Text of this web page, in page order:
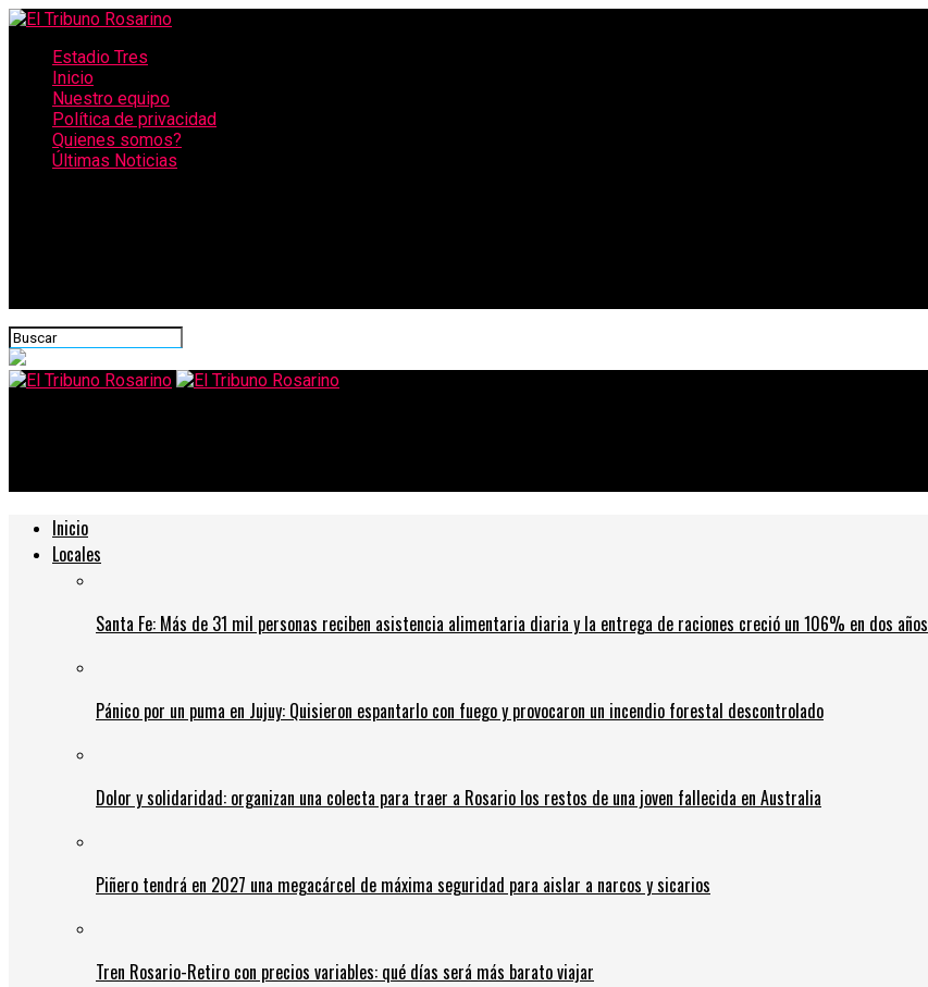
Estadio Tres
Inicio
Nuestro equipo
Política de privacidad
Quienes somos?
Últimas Noticias
Inicio
Locales
Santa Fe: Más de 31 mil personas reciben asistencia alimentaria diaria y la entrega de raciones creció un 106% en dos años
Pánico por un puma en Jujuy: Quisieron espantarlo con fuego y provocaron un incendio forestal descontrolado
Dolor y solidaridad: organizan una colecta para traer a Rosario los restos de una joven fallecida en Australia
Piñero tendrá en 2027 una megacárcel de máxima seguridad para aislar a narcos y sicarios
Tren Rosario-Retiro con precios variables: qué días será más barato viajar